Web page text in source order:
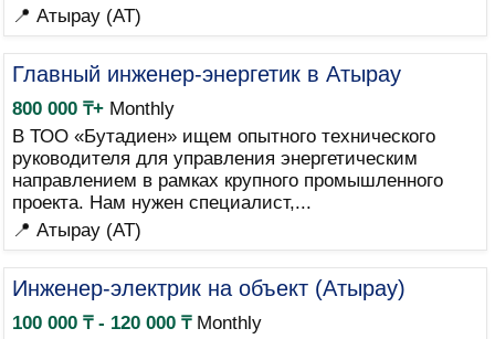
📍 Атырау (AT)
Главный инженер-энергетик в Атырау
800 000 ₸+Monthly
В ТОО «Бутадиен» ищем опытного технического
руководителя для управления энергетическим
направлением в рамках крупного промышленного
проекта. Нам нужен специалист,...
📍 Атырау (AT)
Инженер-электрик на объект (Атырау)
100 000 ₸ - 120 000 ₸Monthly